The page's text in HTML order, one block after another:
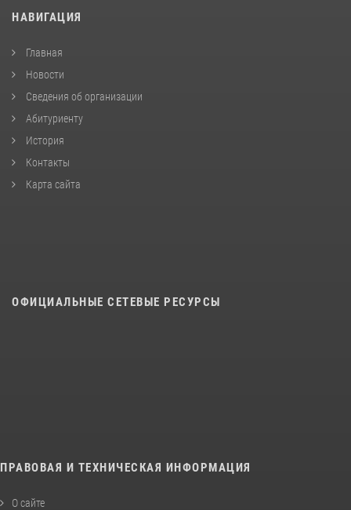
НАВИГАЦИЯ
Главная
Новости
Сведения об организации
Абитуриенту
История
Контакты
Карта сайта
ОФИЦИАЛЬНЫЕ СЕТЕВЫЕ РЕСУРСЫ
ПРАВОВАЯ И ТЕХНИЧЕСКАЯ ИНФОРМАЦИЯ
О сайте